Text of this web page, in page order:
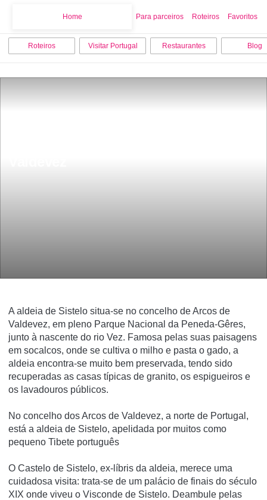
Home Para parceiros Roteiros Favoritos
Roteiros Visitar Portugal Restaurantes Blog
A aldeia de Sistelo situa-se no concelho de Arcos de
Valdevez, em pleno Parque Nacional da Peneda-Gêres,
junto à nascente do rio Vez. Famosa pelas suas paisagens
em socalcos, onde se cultiva o milho e pasta o gado, a
aldeia encontra-se muito bem preservada, tendo sido
recuperadas as casas típicas de granito, os espigueiros e
os lavadouros públicos.
No concelho dos Arcos de Valdevez, a norte de Portugal,
está a aldeia de Sistelo, apelidada por muitos como
pequeno Tibete português
O Castelo de Sistelo, ex-líbris da aldeia, merece uma
cuidadosa visita: trata-se de um palácio de finais do século
XIX onde viveu o Visconde de Sistelo. Deambule pelas